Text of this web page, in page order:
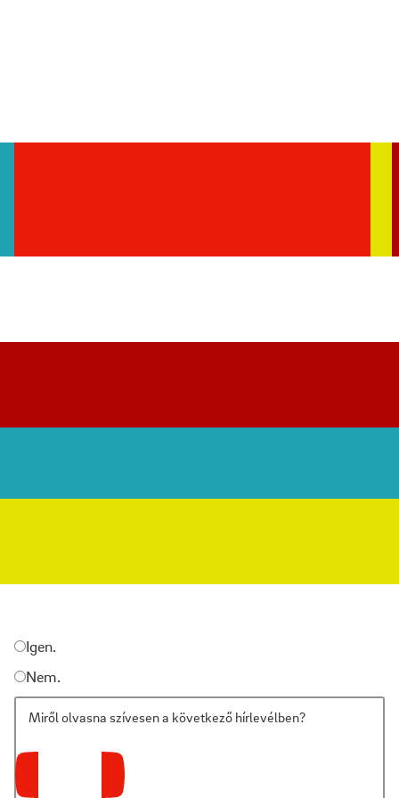
Igen.
Nem.
Miről olvasna szívesen a következő hírlevélben?